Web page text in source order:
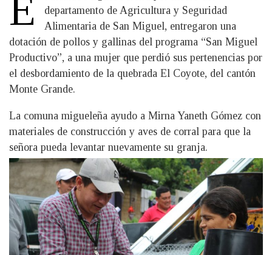
E
departamento de Agricultura y Seguridad
Alimentaria de San Miguel, entregaron una
dotación de pollos y gallinas del programa “San Miguel
Productivo”, a una mujer que perdió sus pertenencias por
el desbordamiento de la quebrada El Coyote, del cantón
Monte Grande.
La comuna migueleña ayudo a Mirna Yaneth Gómez con
materiales de construcción y aves de corral para que la
señora pueda levantar nuevamente su granja.